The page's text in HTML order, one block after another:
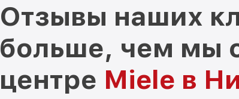
Отзывы наших
больше, чем мы
центре Miele в